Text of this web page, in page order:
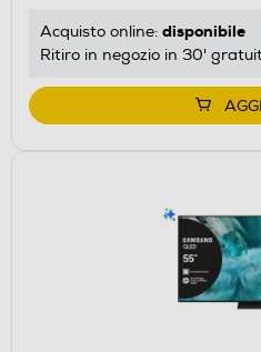
Acquisto online: disponibile
Ritiro in negozio in 30'